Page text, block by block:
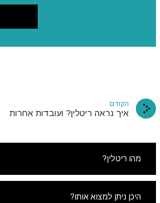
הקודם
איך נראה ריטלין? ועובדות אחרות
מהו ריטלין?
היכן ניתן למצוא אותו?